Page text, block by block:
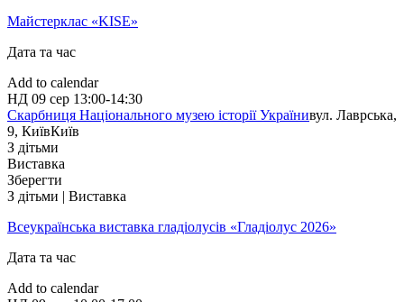
Майстерклас «KISE»
Дата та час
Add to calendar
НД 09 сер 13:00-14:30
Скарбниця Національного музею історії Українивул. Лаврська,
9, КиївКиїв
З дітьми
Виставка
Зберегти
З дітьми | Виставка
Всеукраїнська виставка гладіолусів «Гладіолус 2026»
Дата та час
Add to calendar